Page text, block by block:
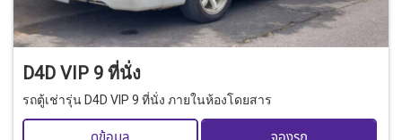
D4D VIP 9 ที่นั่ง
รถตู้เช่ารุ่น D4D VIP 9 ที่นั่ง ภายในห้องโดยสาร